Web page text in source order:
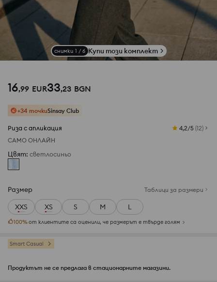
снимки 1 / 6 Купи този комплект
16,99 EUR33,23 BGN
+34 точкиSinsay Club
Риза с апликация 4,2/5 (12)
САМО ОНЛАЙН
Цвят: светлосиньо
Размер Таблици за размери
XXS XS S M L
100%от клиентите са оценили, че размерът е твърде голям
Smart Casual
Продуктът не се предлага в стационарните магазини.